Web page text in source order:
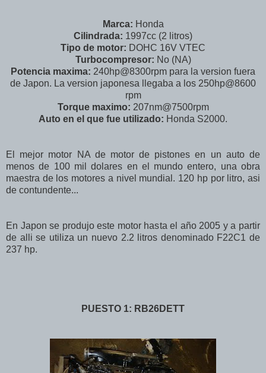
Marca: Honda
Cilindrada: 1997cc (2 litros)
Tipo de motor: DOHC 16V VTEC
Turbocompresor: No (NA)
Potencia maxima: 240hp@8300rpm para la version fuera
de Japon. La version japonesa llegaba a los 250hp@8600
rpm
Torque maximo: 207nm@7500rpm
Auto en el que fue utilizado: Honda S2000.
El mejor motor NA de motor de pistones en un auto de
menos de 100 mil dolares en el mundo entero, una obra
maestra de los motores a nivel mundial. 120 hp por litro, asi
de contundente...
En Japon se produjo este motor hasta el año 2005 y a partir
de alli se utiliza un nuevo 2.2 litros denominado F22C1 de
237 hp.
PUESTO 1: RB26DETT